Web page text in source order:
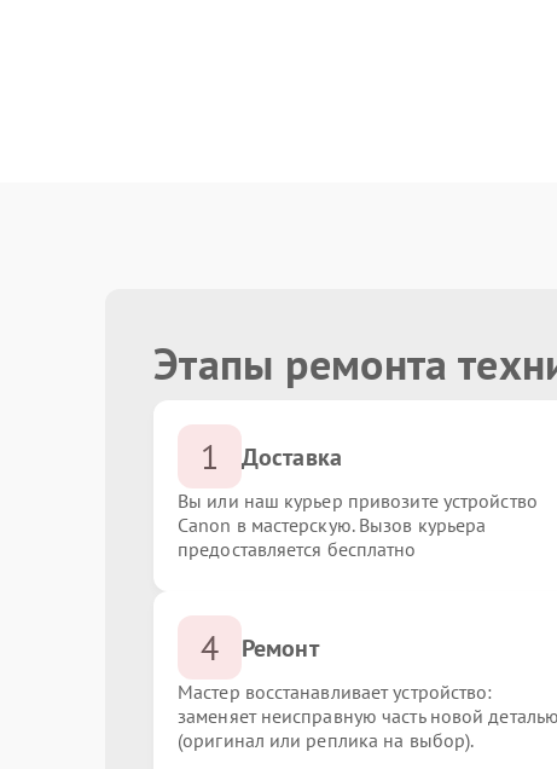
Этапы ремонта
1 Доставка
Вы или наш курьер привозите устройство
Canon в мастерскую. Вызов курьера
предоставляется бесплатно
4 Ремонт
Мастер восстанавливает устройство:
заменяет неисправную часть новой деталью
(оригинал или реплика на выбор).